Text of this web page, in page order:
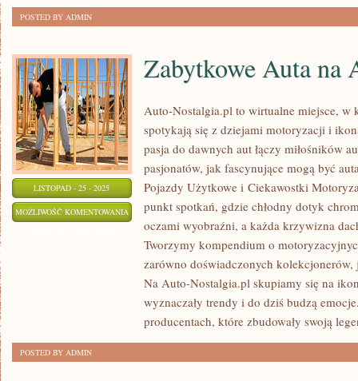
MOŻLIWOŚCI
WYBORU
POSTED BY ADMIN
LISTOPAD - 25 - 2025
MOŻLIWOŚĆ KOMENTOWANIA ZABYTKOWE
AUTA
AUKCJACH
Zabytkowe Auta na
Auto-Nostalgia.pl to wirtualne miejsce, w
spotykają się z dziejami motoryzacji i
pasja do dawnych aut łączy miłośników
pasjonatów, jak fascynujące mogą być
Pojazdy Użytkowe i Ciekawostki
punkt spotkań, gdzie chłodny dotyk
oczami wyobraźni, a każda krzywizna
Tworzymy kompendium o
zarówno doświadczonych
Na Auto-Nostalgia.pl skupiamy się na
wyznaczały trendy i do dziś budzą
producentach, które zbudowały swoją
POSTED BY ADMIN